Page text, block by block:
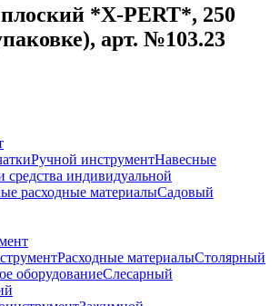
*X-PERT*, 250
арт. №103.23
Ручной инструментНавесные
средства индивидуальной
расходные материалыСадовый
Расходные материалыСтолярный
оборудованиеСлесарный